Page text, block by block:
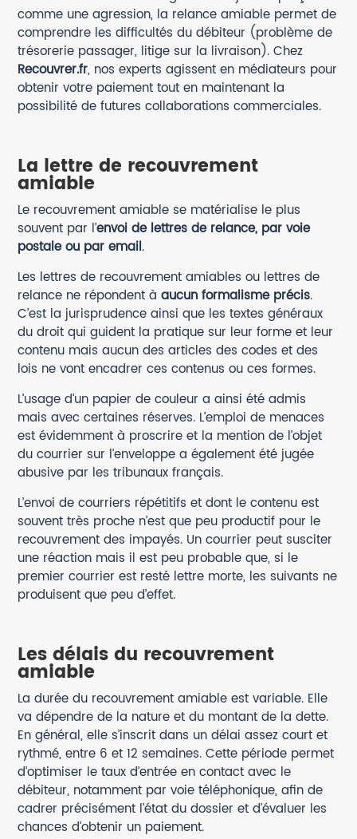
comme une agression, la relance amiable permet de
comprendre les difficultés du débiteur (problème de
trésorerie passager, litige sur la livraison). Chez
Recouvrer.fr, nos experts agissent en médiateurs pour
obtenir votre paiement tout en maintenant la
possibilité de futures collaborations commerciales.
La lettre de recouvrement
amiable
Le recouvrement amiable se matérialise le plus
souvent par l’envoi de lettres de relance, par voie
postale ou par email.
Les lettres de recouvrement amiables ou lettres de
relance ne répondent àaucun formalisme précis.
C’est la jurisprudence ainsi que les textes généraux
du droit qui guident la pratique sur leur forme et leur
contenu mais aucun des articles des codes et des
lois ne vont encadrer ces contenus ou ces formes.
L’usage d’un papier de couleur a ainsi été admis
mais avec certaines réserves. L’emploi de menaces
est évidemment à proscrire et la mention de l’objet
du courrier sur l’enveloppe a également été jugée
abusive par les tribunaux français.
L’envoi de courriers répétitifs et dont le contenu est
souvent très proche n’est que peu productif pour le
recouvrement des impayés. Un courrier peut susciter
une réaction mais il est peu probable que, si le
premier courrier est resté lettre morte, les suivants ne
produisent que peu d’effet.
Les délais du recouvrement
amiable
La durée du recouvrement amiable est variable. Elle
va dépendre de la nature et du montant de la dette.
En général, elle s’inscrit dans un délai assez court et
rythmé, entre 6 et 12 semaines. Cette période permet
d’optimiser le taux d’entrée en contact avec le
débiteur, notamment par voie téléphonique, afin de
cadrer précisément l’état du dossier et d’évaluer les
chances d’obtenir un paiement.